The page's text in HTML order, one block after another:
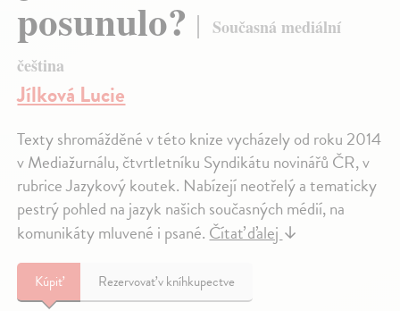
posunulo?
Současná mediální
čeština
Jílková Lucie
Texty shromážděné v této knize vycházely od roku 2014
v Mediažurnálu, čtvrtletníku Syndikátu novinářů ČR, v
rubrice Jazykový koutek. Nabízejí neotřelý a tematicky
pestrý pohled na jazyk našich současných médií, na
komunikáty mluvené i psané.Čítať ďalej↓
Kúpiť Rezervovať v kníhkupectve